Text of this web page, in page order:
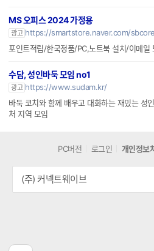
MS 오피스 2024 가정용
광고 https://smartstore.naver.com/sbcore
포인트적립/한국정품/PC,노트북 설치/이메일
수담, 성인바둑 모임 no1
광고 https://www.sudam.kr/
바둑 코치와 함께 배우고 대화하는 재밌는 성
처 지역 모임
PC버전 로그인 개인정보
(주) 커넥트웨이브